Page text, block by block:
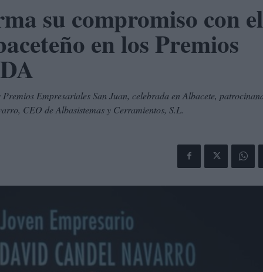
su compromiso con el
en los Premios
Empresariales San Juan, celebrada en Albacete,
CEO de Albasistemas y Cerramientos, S.L.